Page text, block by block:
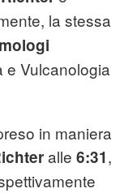
la stessa
e Vulcanologia
in maniera
alle 6:31,